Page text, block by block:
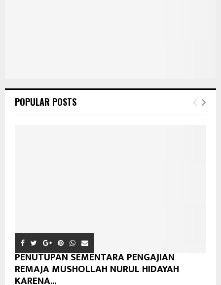
POPULAR POSTS
PENUTUPAN SEMENTARA PENGAJIAN
REMAJA MUSHOLLAH NURUL HIDAYAH
KARENA...